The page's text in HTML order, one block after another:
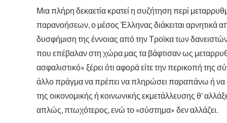
Μια πλήρη δεκαετία κρατεί η συζήτηση περί
παρανοήσεων, ο μέσος Έλληνας διάκειται αρνητικά
δυσφήμιση της έννοιας από την Τροϊκα των
που επέβαλαν στη χώρα μας τα βάφτισαν ως
ασφαλιστικό» ξέρει ότι αφορά είτε την περικοπή της
άλλο πράγμα να πρέπει να πληρώσει παραπάνω ή να
της οικονομικής ή κοινωνικής εκμετάλλευσης θ’
απλώς, πτωχότερος, ενώ το «σύστημα» δεν αλλάζει.